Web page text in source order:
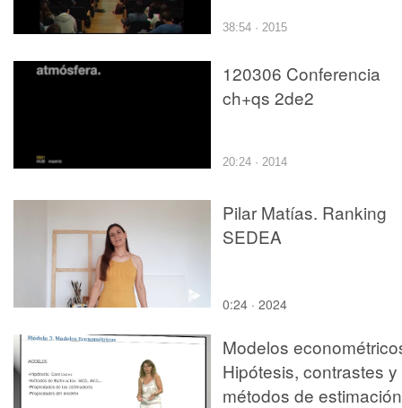
38:54 · 2015
120306 Conferencia
ch+qs 2de2
20:24 · 2014
Pilar Matías. Ranking
SEDEA
0:24 · 2024
Modelos
Hipótesis, contrastes y
métodos de estimación